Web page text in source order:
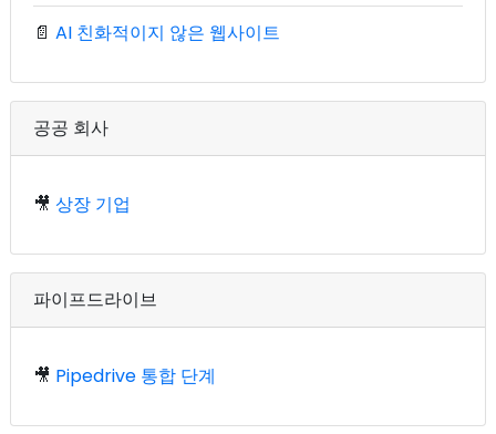
📄 AI 친화적이지 않은 웹사이트
공공 회사
🎥 상장 기업
파이프드라이브
🎥 Pipedrive 통합 단계